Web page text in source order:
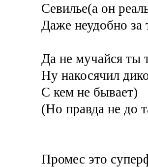
Севилье(а он
Даже неудобно за
Да не мучайся ты
Ну накосячил
С кем не бывает)
(Но правда не до
Промес это